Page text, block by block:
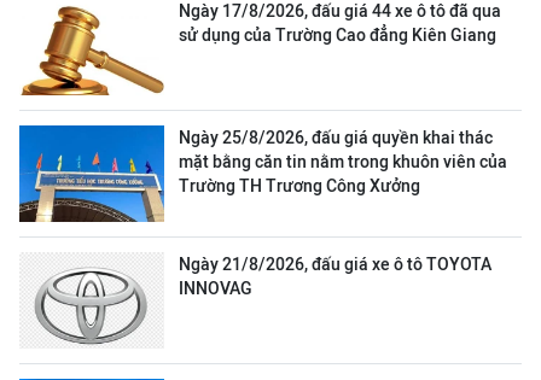
Ngày 17/8/2026, đấu giá 44 xe ô tô đã qua
sử dụng của Trường Cao đẳng Kiên Giang
Ngày 25/8/2026, đấu giá quyền khai thác
mặt bằng căn tin nằm trong khuôn viên của
Trường TH Trương Công Xưởng
Ngày 21/8/2026, đấu giá xe ô tô TOYOTA
INNOVAG